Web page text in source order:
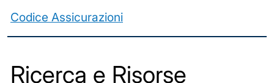
Codice Assicurazioni
Ricerca e Risorse